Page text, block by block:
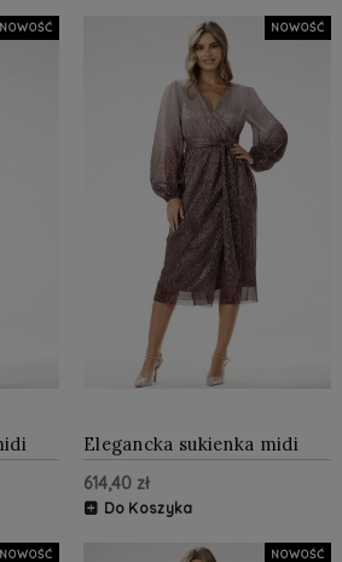
NOWOŚĆ
Elegancka sukienka midi
cekinowa Brązowa
614,40 zł
Do Koszyka
NOWOŚĆ
NOWOŚĆ NOWOŚĆ